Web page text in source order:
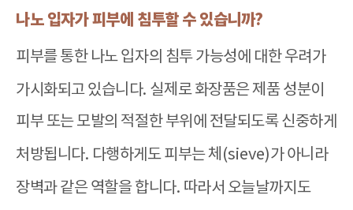
나노 입자가 피부에 침투할 수 있습니까?
피부를 통한 나노 입자의 침투 가능성에 대한 우려가
가시화되고 있습니다. 실제로 화장품은 제품 성분이
피부 또는 모발의 적절한 부위에 전달되도록 신중하게
처방됩니다. 다행하게도 피부는 체 (sieve)가 아니라
장벽과 같은 역할을 합니다. 따라서 오늘날까지도